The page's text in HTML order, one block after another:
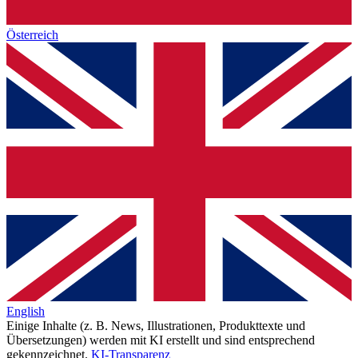
Österreich
English
Einige Inhalte (z. B. News, Illustrationen, Produkttexte und
Übersetzungen) werden mit KI erstellt und sind entsprechend
gekennzeichnet. KI-Transparenz